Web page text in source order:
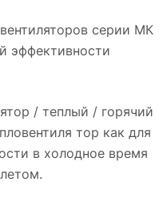
серии МК
эффективности
/ теплый / горячий
тор как для
в холодное время